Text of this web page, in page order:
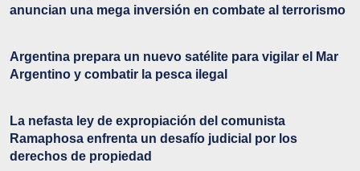
anuncian una mega inversión en combate al terrorismo
Argentina prepara un nuevo satélite para vigilar el Mar
Argentino y combatir la pesca ilegal
La nefasta ley de expropiación del comunista
Ramaphosa enfrenta un desafío judicial por los
derechos de propiedad